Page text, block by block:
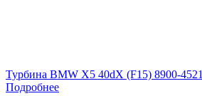
Турбина BMW X5 40dX (F15) 8900-4521
Подробнее